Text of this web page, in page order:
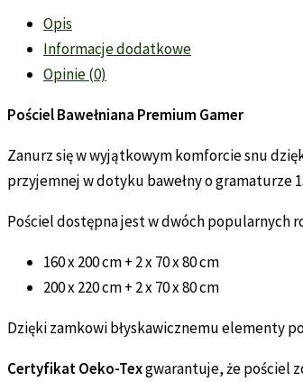
Opis
Informacje dodatkowe
Opinie (0)
Pościel Bawełniana Premium Gamer
Zanurz się w wyjątkowym komforcie snu
przyjemnej w dotyku bawełny o gramaturze
Pościel dostępna jest w dwóch popularnych
160 x 200 cm + 2 x 70 x 80 cm
200 x 220 cm + 2 x 70 x 80 cm
Dzięki zamkowi błyskawicznemu elementy
Certyfikat Oeko-Texgwarantuje, że pościel